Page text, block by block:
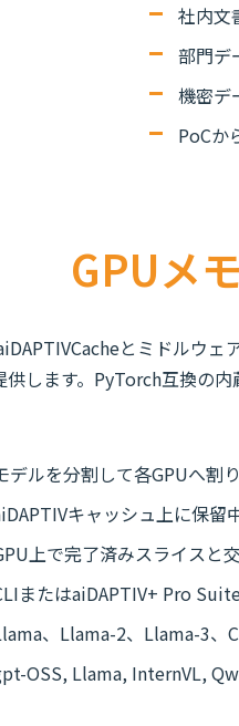
社内文
部門デ
機密デ
PoCか
GPUメ
とミドルウ
します。PyTorch互換の
デルを分割して各GPUへ割
キャッシュ上に保留
上で完了済みスライスと
またはaiDAPTIV+ Pro
、Llama-2、Llama-3、
OSS, Llama, InternVL,